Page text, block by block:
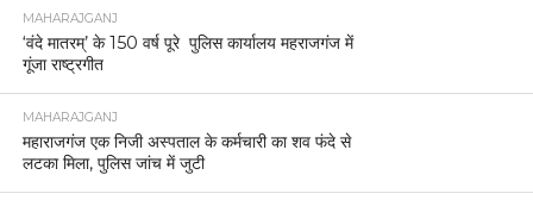
MAHARAJGANJ
‘वंदे मातरम्’ के 150 वर्ष पूरे पुलिस कार्यालय महराजगंज में
गूंजा राष्ट्रगीत
MAHARAJGANJ
महाराजगंज एक निजी अस्पताल के कर्मचारी का शव फंदे से
लटका मिला, पुलिस जांच में जुटी